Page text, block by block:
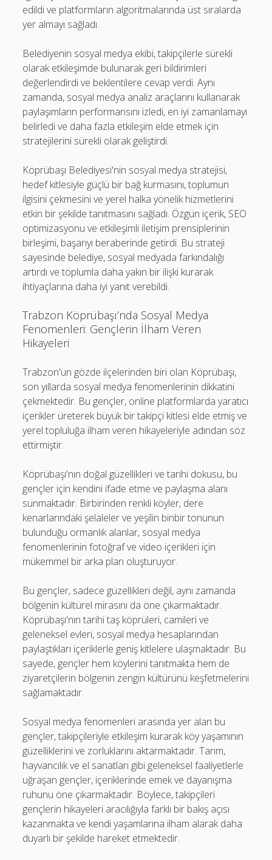
edildi ve platformların algoritmalarında üst sıralarda
yer almayı sağladı.
Belediyenin sosyal medya ekibi, takipçilerle sürekli
olarak etkileşimde bulunarak geri bildirimleri
değerlendirdi ve beklentilere cevap verdi. Aynı
zamanda, sosyal medya analiz araçlarını kullanarak
paylaşımların performansını izledi, en iyi zamanlamayı
belirledi ve daha fazla etkileşim elde etmek için
stratejilerini sürekli olarak geliştirdi.
Köprübaşı Belediyesi'nin sosyal medya stratejisi,
hedef kitlesiyle güçlü bir bağ kurmasını, toplumun
ilgisini çekmesini ve yerel halka yönelik hizmetlerini
etkin bir şekilde tanıtmasını sağladı. Özgün içerik, SEO
optimizasyonu ve etkileşimli iletişim prensiplerinin
birleşimi, başarıyı beraberinde getirdi. Bu strateji
sayesinde belediye, sosyal medyada farkındalığı
artırdı ve toplumla daha yakın bir ilişki kurarak
ihtiyaçlarına daha iyi yanıt verebildi.
Trabzon Köprübaşı’nda Sosyal Medya
Fenomenleri: Gençlerin İlham Veren
Hikayeleri
Trabzon'un gözde ilçelerinden biri olan Köprübaşı,
son yıllarda sosyal medya fenomenlerinin dikkatini
çekmektedir. Bu gençler, online platformlarda yaratıcı
içerikler üreterek büyük bir takipçi kitlesi elde etmiş ve
yerel topluluğa ilham veren hikayeleriyle adından söz
ettirmiştir.
Köprübaşı'nın doğal güzellikleri ve tarihi dokusu, bu
gençler için kendini ifade etme ve paylaşma alanı
sunmaktadır. Birbirinden renkli köyler, dere
kenarlarındaki şelaleler ve yeşilin binbir tonunun
bulunduğu ormanlık alanlar, sosyal medya
fenomenlerinin fotoğraf ve video içerikleri için
mükemmel bir arka plan oluşturuyor.
Bu gençler, sadece güzellikleri değil, aynı zamanda
bölgenin kültürel mirasını da öne çıkarmaktadır.
Köprübaşı'nın tarihi taş köprüleri, camileri ve
geleneksel evleri, sosyal medya hesaplarından
paylaştıkları içeriklerle geniş kitlelere ulaşmaktadır. Bu
sayede, gençler hem köylerini tanıtmakta hem de
ziyaretçilerin bölgenin zengin kültürünü keşfetmelerini
sağlamaktadır.
Sosyal medya fenomenleri arasında yer alan bu
gençler, takipçileriyle etkileşim kurarak köy yaşamının
güzelliklerini ve zorluklarını aktarmaktadır. Tarım,
hayvancılık ve el sanatları gibi geleneksel faaliyetlerle
uğraşan gençler, içeriklerinde emek ve dayanışma
ruhunu öne çıkarmaktadır. Böylece, takipçileri
gençlerin hikayeleri aracılığıyla farklı bir bakış açısı
kazanmakta ve kendi yaşamlarına ilham alarak daha
duyarlı bir şekilde hareket etmektedir.